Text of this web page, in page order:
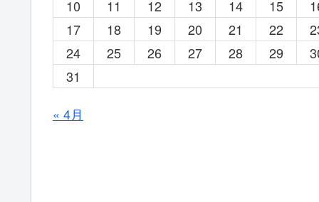
10
11 12 13 14 15
17
18 19 20 21 22
24
25 26 27 28 29
31
« 4月